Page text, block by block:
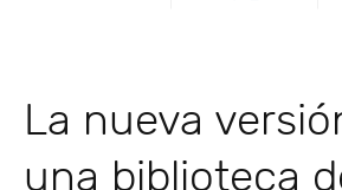
La nueva
una biblioteca